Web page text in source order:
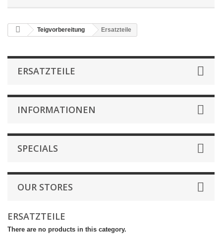
Teigvorbereitung Ersatzteile
ERSATZTEILE
INFORMATIONEN
SPECIALS
OUR STORES
ERSATZTEILE
There are no products in this category.